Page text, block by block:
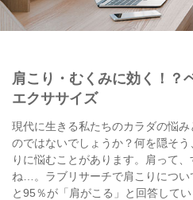
肩こり・むくみに効く！？
エクササイズ
現代に生きる私たちのカラダの悩
のではないでしょうか？何を隠そ
りに悩むことがあります。肩って
ね…。ラブリサーチで肩こりについ
と95％が「肩がこる」と回答してい